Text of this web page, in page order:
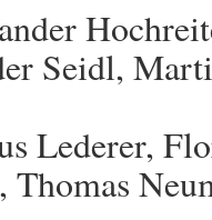
Seidl,
Lederer,
Thomas